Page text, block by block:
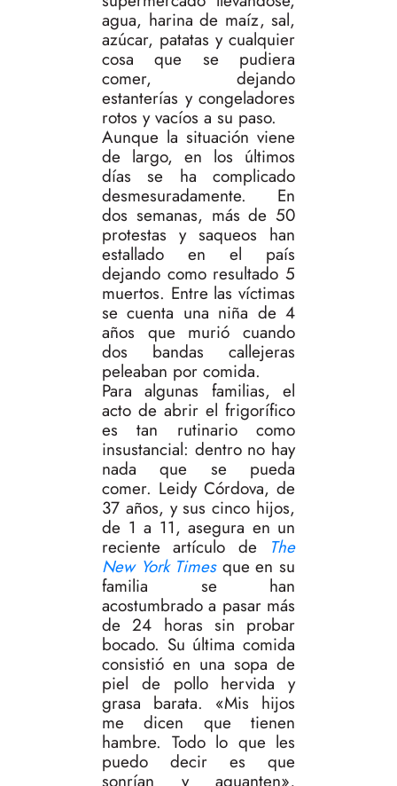
agua, harina de maíz, sal,
azúcar, patatas y cualquier
cosa que se pudiera
comer, dejando
estanterías y congeladores
rotos y vacíos a su paso.
Aunque la situación viene
de largo, en los últimos
días se ha complicado
desmesuradamente. En
dos semanas, más de 50
protestas y saqueos han
estallado en el país
dejando como resultado 5
muertos. Entre las víctimas
se cuenta una niña de 4
años que murió cuando
dos bandas callejeras
peleaban por comida.
Para algunas familias, el
acto de abrir el frigorífico
es tan rutinario como
insustancial: dentro no hay
nada que se pueda
comer. Leidy Córdova, de
37 años, y sus cinco hijos,
de 1 a 11, asegura en un
reciente artículo de
The
New York Timesque en su
familia se han
acostumbrado a pasar más
de 24 horas sin probar
bocado. Su última comida
consistió en una sopa de
piel de pollo hervida y
grasa barata. «Mis hijos
me dicen que tienen
hambre. Todo lo que les
puedo decir es que